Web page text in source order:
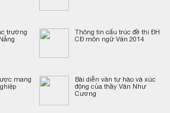
trường
Thông tin cấu trúc đề thi ĐH
CĐ môn ngữ Văn 2014
mang
Bài diễn văn tự hào và xúc
động của thầy Văn Như
Cương